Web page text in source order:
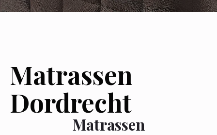
Matrassen
Dordrecht
Matrassen